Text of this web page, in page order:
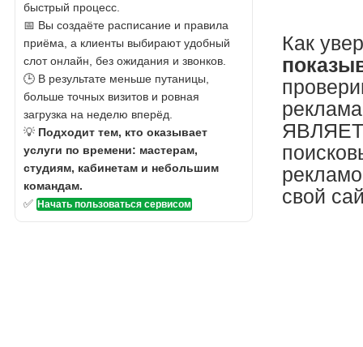
Как
свой
быстрый процесс.
📅 Вы создаёте расписание и правила
приёма, а клиенты выбирают удобный
слот онлайн, без ожидания и звонков.
🕒 В результате меньше путаницы,
больше точных визитов и ровная
загрузка на неделю вперёд.
💡 Подходит тем, кто оказывает
услуги по времени: мастерам,
студиям, кабинетам и небольшим
командам.
✅ Начать пользоваться сервисом